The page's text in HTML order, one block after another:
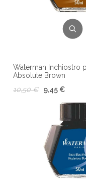
Waterman Inchiostro
Absolute Brown
10,50 €
9,45 €